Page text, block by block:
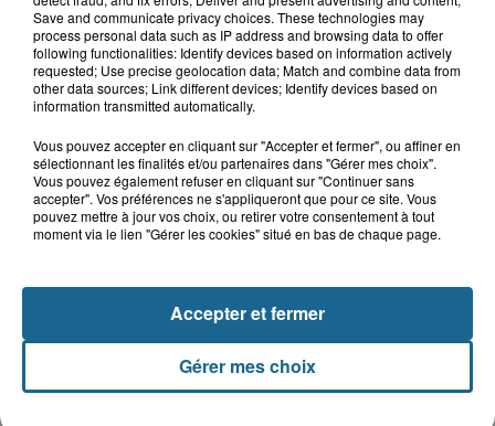
Gagnez vos entrées pour Dennlys
Parc
Save and communicate privacy choices. These technologies may
process personal data such as IP address and browsing data to offer
following functionalities: Identify devices based on information actively
requested; Use precise geolocation data; Match and combine data from
other data sources; Link different devices; Identify devices based on
information transmitted automatically.
Vous pouvez accepter en cliquant sur "Accepter et fermer", ou affiner en
sélectionnant les finalités et/ou partenaires dans "Gérer mes choix".
Vous pouvez également refuser en cliquant sur "Continuer sans
accepter". Vos préférences ne s'appliqueront que pour ce site. Vous
pouvez mettre à jour vos choix, ou retirer votre consentement à tout
moment via le lien "Gérer les cookies" situé en bas de chaque page.
Gérer mes choix
Accepter et fermer